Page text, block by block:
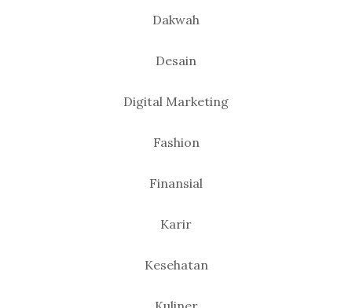
Dakwah
Desain
Digital Marketing
Fashion
Finansial
Karir
Kesehatan